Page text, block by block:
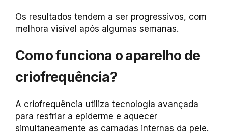
Os resultados tendem a ser progressivos, com
melhora visível após algumas semanas.
Como funciona o aparelho de
criofrequência?
A criofrequência utiliza tecnologia avançada
para resfriar a epiderme e aquecer
simultaneamente as camadas internas da pele.